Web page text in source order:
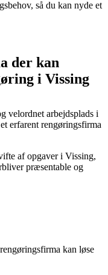
så du kan nyde et
der kan
i Vissing
velordnet arbejdsplads i
erfarent rengøringsfirma
af opgaver i Vissing,
præsentable og
kan løse